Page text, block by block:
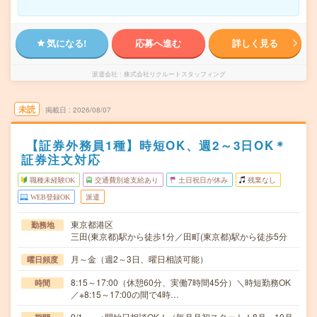
気になる! 応募へ進む 詳しく見る
派遣会社 株式会社リクルートスタッフィング
未読 掲載日 2026/08/07
【証券外務員1種】時短OK、週2～3日OK＊
証券注文対応
職種未経験OK 交通費別途支給あり 土日祝日が休み 残業なし
WEB登録OK 派遣
勤務地
東京都港区
三田(東京都)駅から徒歩1分／田町(東京都)駅から徒歩5分
曜日頻度 月～金（週2～3日、曜日相談可能）
時間
8:15～17:00（休憩60分、実働7時間45分）＼時短勤務OK
／※8:15～17:00の間で4時…